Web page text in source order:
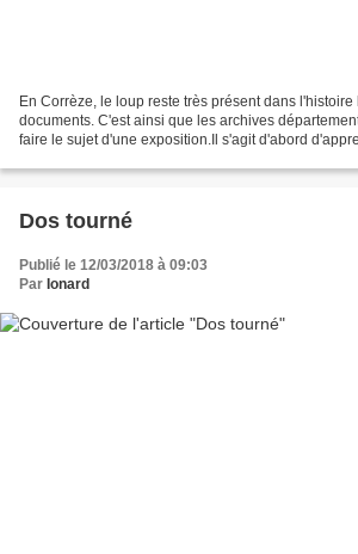
En Corrèze, le loup reste très présent dans
documents. C'est ainsi que les archives
faire le sujet d'une exposition.Il s'agit d'abord
Dos tourné
Publié le 12/03/2018 à 09:03
Par Ionard